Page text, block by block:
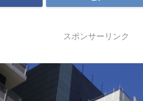
スポンサーリンク